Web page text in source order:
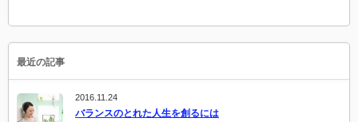
最近の記事
2016.11.24
バランスのとれた人生を創るには